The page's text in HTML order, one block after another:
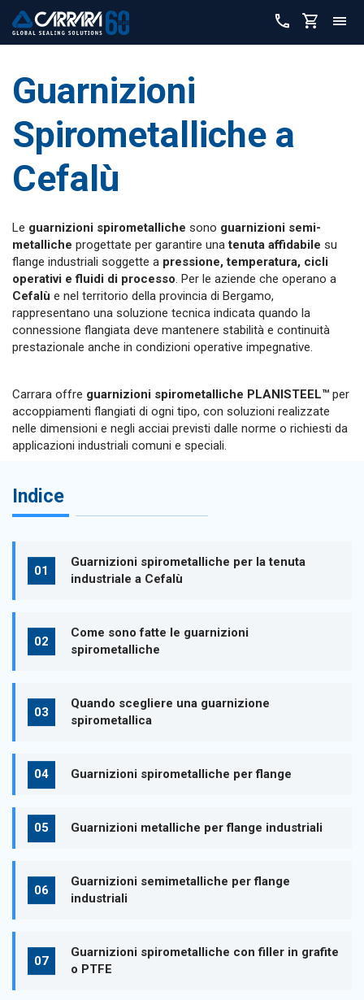
Guarnizioni
Spirometalliche a
Cefalù
Le guarnizioni spirometalliche sono guarnizioni semi-
metalliche progettate per garantire unatenuta affidabile su
flange industriali soggette a pressione, temperatura, cicli
operativi e fluidi di processo . Per le aziende che operano a
Cefalù e nel territorio della provincia di Bergamo,
rappresentano una soluzione tecnica indicata quando la
connessione flangiata deve mantenere stabilità e continuità
prestazionale anche in condizioni operative impegnative.
Carrara offre guarnizioni spirometalliche PLANISTEEL™ per
accoppiamenti flangiati di ogni tipo, con soluzioni realizzate
nelle dimensioni e negli acciai previsti dalle norme o richiesti da
applicazioni industriali comuni e speciali.
Indice
Guarnizioni spirometalliche per la tenuta
industriale a Cefalù
Come sono fatte le guarnizioni
spirometalliche
Quando scegliere una guarnizione
spirometallica
Guarnizioni spirometalliche per flange
Guarnizioni metalliche per flange industriali
Guarnizioni semimetalliche per flange
industriali
Guarnizioni spirometalliche con filler in grafite
o PTFE